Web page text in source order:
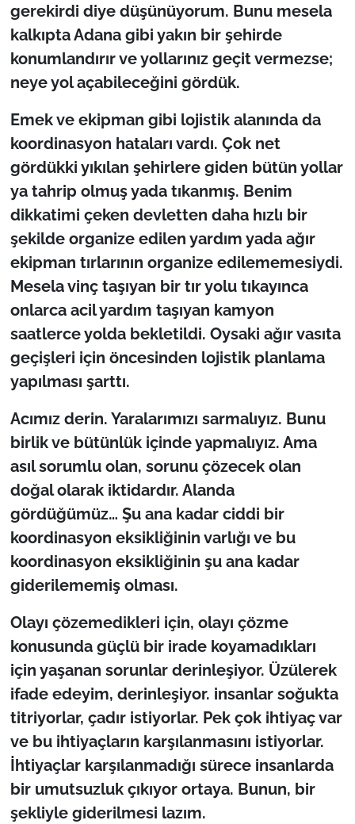
gerekirdi diye düşünüyorum. Bunu mesela
kalkıpta Adana gibi yakın bir şehirde
konumlandırır ve yollarınız geçit vermezse;
neye yol açabileceğini gördük.
Emek ve ekipman gibi lojistik alanında da
koordinasyon hataları vardı. Çok net
gördükki yıkılan şehirlere giden bütün yollar
ya tahrip olmuş yada tıkanmış. Benim
dikkatimi çeken devletten daha hızlı bir
şekilde organize edilen yardım yada ağır
ekipman tırlarının organize edilememesiydi.
Mesela vinç taşıyan bir tır yolu tıkayınca
onlarca acil yardım taşıyan kamyon
saatlerce yolda bekletildi. Oysaki ağır vasıta
geçişleri için öncesinden lojistik planlama
yapılması şarttı.
Acımız derin. Yaralarımızı sarmalıyız. Bunu
birlik ve bütünlük içinde yapmalıyız. Ama
asıl sorumlu olan, sorunu çözecek olan
doğal olarak iktidardır. Alanda
gördüğümüz… Şu ana kadar ciddi bir
koordinasyon eksikliğinin varlığı ve bu
koordinasyon eksikliğinin şu ana kadar
giderilememiş olması.
Olayı çözemedikleri için, olayı çözme
konusunda güçlü bir irade koyamadıkları
için yaşanan sorunlar derinleşiyor. Üzülerek
ifade edeyim, derinleşiyor. insanlar soğukta
titriyorlar, çadır istiyorlar. Pek çok ihtiyaç var
ve bu ihtiyaçların karşılanmasını istiyorlar.
İhtiyaçlar karşılanmadığı sürece insanlarda
bir umutsuzluk çıkıyor ortaya. Bunun, bir
şekliyle giderilmesi lazım.